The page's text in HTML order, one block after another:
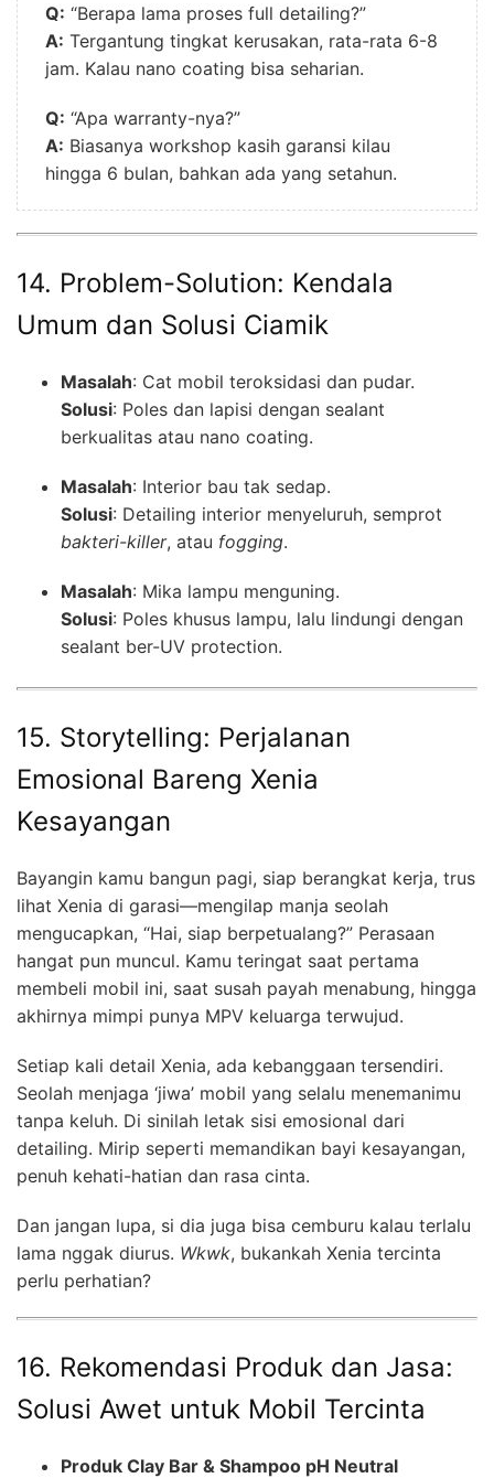
Q: “Berapa lama proses full detailing?”
A: Tergantung tingkat kerusakan, rata-rata 6-8
jam. Kalau nano coating bisa seharian.
Q: “Apa warranty-nya?”
A: Biasanya workshop kasih garansi kilau
hingga 6 bulan, bahkan ada yang setahun.
14. Problem-Solution: Kendala
Umum dan Solusi Ciamik
Masalah: Cat mobil teroksidasi dan pudar.
Solusi: Poles dan lapisi dengan sealant
berkualitas atau nano coating.
Masalah: Interior bau tak sedap.
Solusi: Detailing interior menyeluruh, semprot
bakteri-killer, atau fogging.
Masalah: Mika lampu menguning.
Solusi: Poles khusus lampu, lalu lindungi dengan
sealant ber-UV protection.
15. Storytelling: Perjalanan
Emosional Bareng Xenia
Kesayangan
Bayangin kamu bangun pagi, siap berangkat kerja, trus
lihat Xenia di garasi—mengilap manja seolah
mengucapkan, “Hai, siap berpetualang?” Perasaan
hangat pun muncul. Kamu teringat saat pertama
membeli mobil ini, saat susah payah menabung, hingga
akhirnya mimpi punya MPV keluarga terwujud.
Setiap kali detail Xenia, ada kebanggaan tersendiri.
Seolah menjaga ‘jiwa’ mobil yang selalu menemanimu
tanpa keluh. Di sinilah letak sisi emosional dari
detailing. Mirip seperti memandikan bayi kesayangan,
penuh kehati-hatian dan rasa cinta.
Dan jangan lupa, si dia juga bisa cemburu kalau terlalu
lama nggak diurus. Wkwk, bukankah Xenia tercinta
perlu perhatian?
16. Rekomendasi Produk dan Jasa:
Solusi Awet untuk Mobil Tercinta
Produk Clay Bar & Shampoo pH Neutral